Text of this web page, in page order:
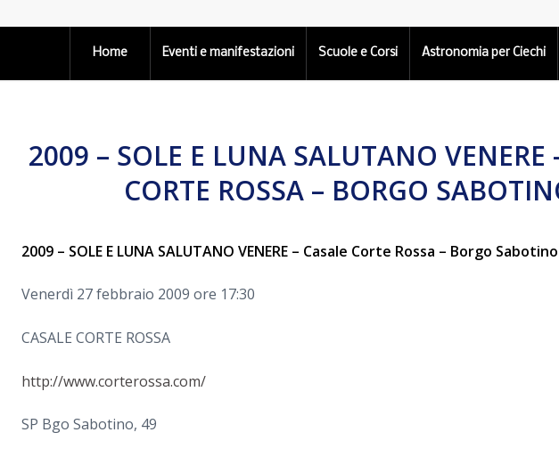
Home Eventi e manifestazioni Scuole e Corsi Astronomia per Ciechi
2009 – SOLE E LUNA SALUTANO VENERE
CORTE ROSSA – BORGO
2009 – SOLE E LUNA SALUTANO VENERE – Casale Corte Rossa – Borgo Sabotino
Venerdì 27 febbraio 2009 ore 17:30
CASALE CORTE ROSSA
http://www.corterossa.com/
SP Bgo Sabotino, 49